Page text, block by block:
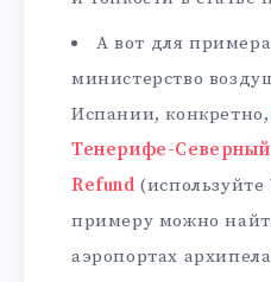
А вот для
министерство
Испании, конкретно,
Тенерифе-Северный
Refund
примеру можно
аэропортах